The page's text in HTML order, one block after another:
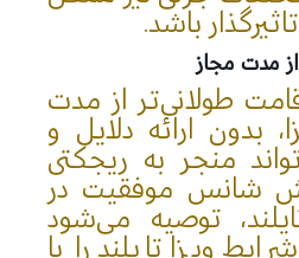
باشد.
مدت مجاز
طولانی‌تر از مدت
بدون ارائه دلایل و
منجر به ریجکتی
شانس موفقیت در
توصیه می‌شود
ویزا تایلند را با